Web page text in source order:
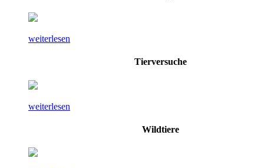
weiterlesen
Tierversuche
weiterlesen
Wildtiere